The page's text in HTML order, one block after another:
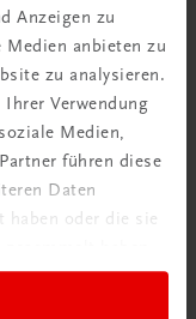
Anzeigen zu
anbieten zu
zu analysieren.
Verwendung
Medien,
führen diese
Daten
haben oder die sie